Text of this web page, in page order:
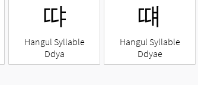
땨
Hangul Syllable
Ddya
떄
Hangul Syllable
Ddyae